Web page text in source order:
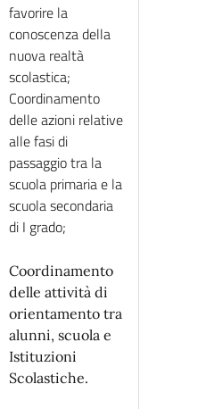
favorire la
conoscenza della
nuova realtà
scolastica;
Coordinamento
delle azioni relative
alle fasi di
passaggio tra la
scuola primaria e la
scuola secondaria
di I grado;
Coordinamento
delle attività di
orientamento tra
alunni, scuola e
Istituzioni
Scolastiche.